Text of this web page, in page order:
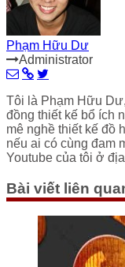
Phạm Hữu Dư
Administrator
Tôi là Phạm Hữu
đồng thiết kế bổ ích
mê nghề thiết kế đồ
nếu ai có cùng đam
Youtube của tôi ở
Bài viết liên